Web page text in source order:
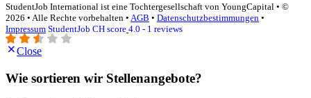
StudentJob International ist eine Tochtergesellschaft von YoungCapital • ©
2026 • Alle Rechte vorbehalten • AGB • Datenschutzbestimmungen •
Impressum StudentJob CH score 4.0 - 1 reviews
Close
Wie sortieren wir Stellenangebote?